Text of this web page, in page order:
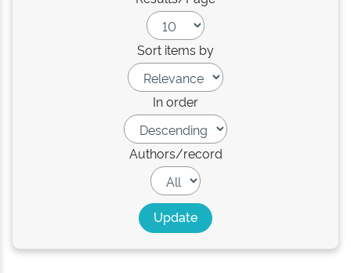
Sort items by
In order
Authors/record